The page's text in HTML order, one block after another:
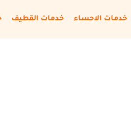
خدمات الاحساء خدمات القطيف